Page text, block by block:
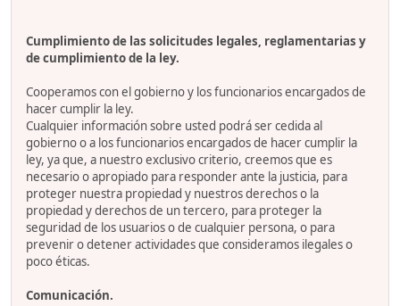
Cumplimiento de las solicitudes legales, reglamentarias y
de cumplimiento de la ley.
Cooperamos con el gobierno y los funcionarios encargados de
hacer cumplir la ley.
Cualquier información sobre usted podrá ser cedida al
gobierno o a los funcionarios encargados de hacer cumplir la
ley, ya que, a nuestro exclusivo criterio, creemos que es
necesario o apropiado para responder ante la justicia, para
proteger nuestra propiedad y nuestros derechos o la
propiedad y derechos de un tercero, para proteger la
seguridad de los usuarios o de cualquier persona, o para
prevenir o detener actividades que consideramos ilegales o
poco éticas.
Comunicación.